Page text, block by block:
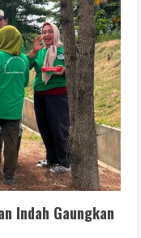
Indah Gaungkan